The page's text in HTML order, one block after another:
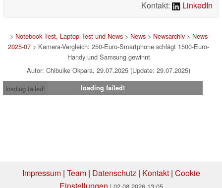
Kontakt:
LinkedIn
> Notebook Test, Laptop Test und News> News> Newsarchiv> News
2025-07 > Kamera-Vergleich: 250-Euro-Smartphone schlägt 1500-Euro-
Handy und Samsung gewinnt
Autor: Chibuike Okpara, 29.07.2025 (Update: 29.07.2025)
loading failed!
loading failed!
Impressum| Team| Datenschutz| Kontakt| Cookie